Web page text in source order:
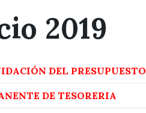
2019
DEL PRESUPUESTO
DE TESORERIA